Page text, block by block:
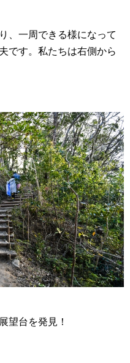
、一周できる様になって
です。私たちは右側から
望台を発見！